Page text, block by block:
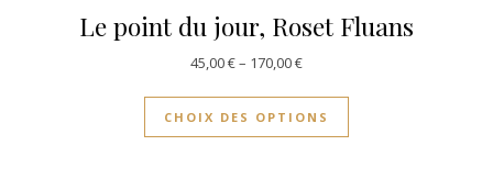
Le point du jour, Roset Fluans
45,00€– 170,00€
CHOIX DES OPTIONS